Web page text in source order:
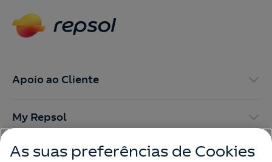
Apoio ao Cliente
My Repsol
Outras Energias
As suas preferências de Cookies